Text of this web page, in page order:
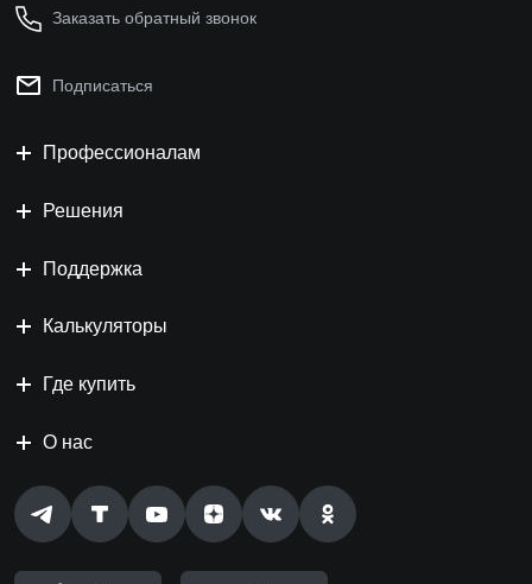
Заказать обратный звонок
Подписаться
Профессионалам
Решения
Поддержка
Калькуляторы
Где купить
О нас